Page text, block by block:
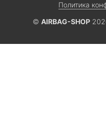
© AIRBAG-SHOP
Политика